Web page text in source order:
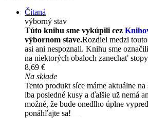
Čítaná
výborný stav
Túto knihu sme vykúpili cez
výbornom stave.Rozdiel medzi
asi ani nespoznali. Knihu sme
na niektorých obaloch zanechať
8,69 €
Na sklade
Tento produkt síce máme aktuálne
iba posledné kusy a ďalšie už nemá
možné, že bude onedlho úplne
ponáhľajte sa!